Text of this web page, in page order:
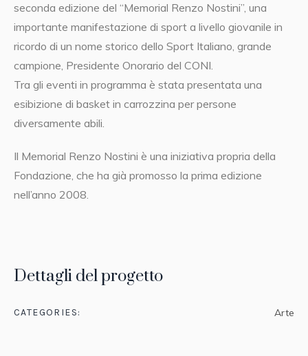
Dettagli del progetto
CATEGORIES: Arte
seconda edizione del “Memorial Renzo Nostini”, una
importante manifestazione di sport a livello giovanile in
ricordo di un nome storico dello Sport Italiano, grande
campione, Presidente Onorario del CONI.
Tra gli eventi in programma è stata presentata una
esibizione di basket in carrozzina per persone
diversamente abili.
Il Memorial Renzo Nostini è una iniziativa propria della
Fondazione, che ha già promosso la prima edizione
nell’anno 2008.